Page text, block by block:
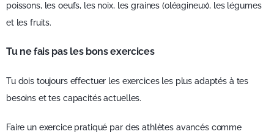
poissons, les oeufs, les noix, les graines (oléagineux), les légumes
et les fruits.
Tu ne fais pas les bons exercices
Tu dois toujours effectuer les exercices les plus adaptés à tes
besoins et tes capacités actuelles.
Faire un exercice pratiqué par des athlètes avancés comme